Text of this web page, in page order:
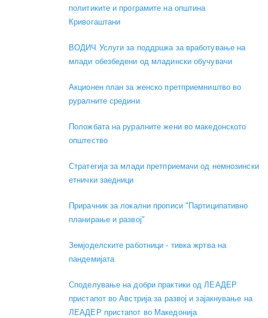
политиките и програмите на општина
Кривогаштани
ВОДИЧ Услуги за поддршка за вработување на
млади обезбедени од младински обучувачи
Акционен план за женско претприемништво во
руралните средини
Положбата на руралните жени во македонското
општество
Стратегија за млади претприемачи од немнозински
етнички заедници
Прирачник за локални прописи "Партиципативно
планирање и развој"
Земјоделските работници - тивка жртва на
пандемијата
Споделување на добри практики од ЛЕАДЕР
пристапот во Австрија за развој и зајакнување на
ЛЕАДЕР пристапот во Македонија